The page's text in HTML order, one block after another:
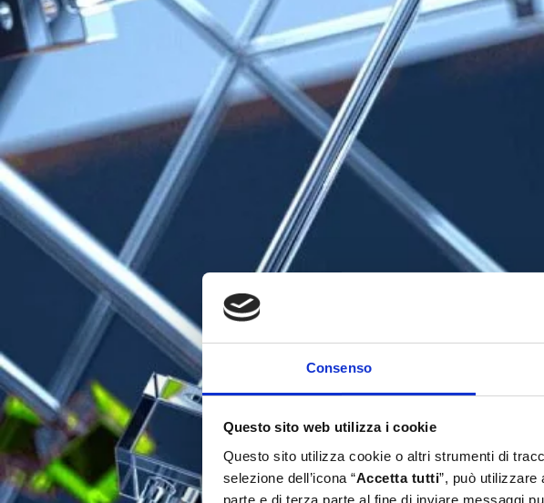
Consenso
Questo sito web utilizza i cookie
Questo sito utilizza cookie o altri strumenti di
selezione dell’icona “Accetta tutti”, può
parte e di terza parte al fine di inviare messaggi